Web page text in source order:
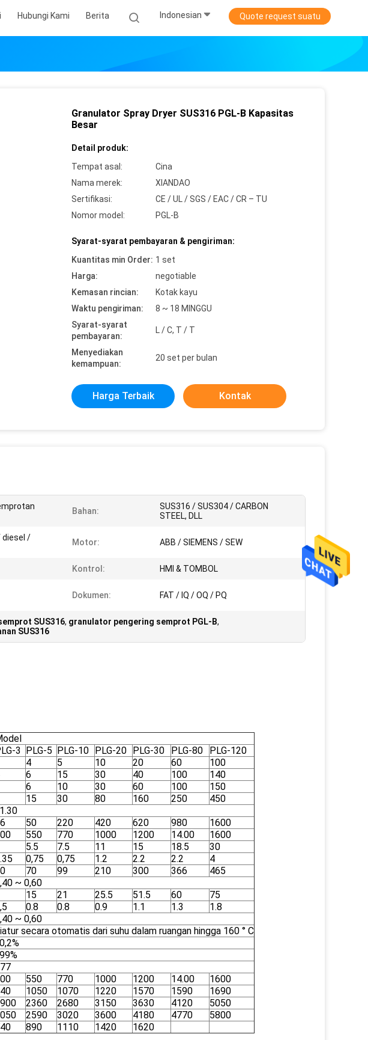
Hubungi Kami Berita Indonesian Quote request suatu
Granulator Spray Dryer SUS316 PGL-B Kapasitas
Besar
Detail produk:
Tempat asal:
Cina
Nama merek:
XIANDAO
Sertifikasi:
CE / UL / SGS / EAC / CR – TU
Nomor model:
PGL-B
Syarat-syarat pembayaran & pengiriman:
Kuantitas min Order: 1 set
Harga:
negotiable
Kemasan rincian:
Kotak kayu
Waktu pengiriman:
8 ~ 18 MINGGU
Syarat-syarat
pembayaran:
L / C, T / T
Menyediakan
kemampuan:
20 set per bulan
Harga Terbaik Kontak
Bahan:
SUS316 / SUS304 / CARBON
STEEL, DLL
diesel /
Motor: ABB / SIEMENS / SEW
Kontrol: HMI & TOMBOL
Dokumen: FAT / IQ / OQ / PQ
SUS316, granulator pengering semprot PGL-B,
SUS316
3 PLG-5 PLG-10 PLG-20 PLG-30 PLG-80
PLG-120
4 5 10 20 60
100
6 15 30 40 100
140
6 10 30 60 100
150
15 30 80 160 250
450
50 220 420 620 980
1600
550 770 1000 1200 14.00
1600
5.5 7.5 11 15 18.5
30
0,75 0,75 1.2 2.2 2.2
4
70 99 210 300 366
465
~ 0,60
15 21 25.5 51.5 60
75
0.8 0.8 0.9 1.1 1.3
1.8
~ 0,60
secara otomatis dari suhu dalam ruangan hingga 160 ° C
550 770 1000 1200 14.00
1600
1050 1070 1220 1570 1590
1690
2360 2680 3150 3630 4120
5050
2590 3020 3600 4180 4770
5800
890 1110 1420 1620